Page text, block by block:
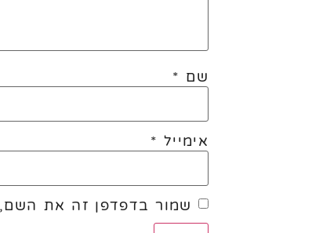
שם *
אימייל *
שמור בדפדפן זה את